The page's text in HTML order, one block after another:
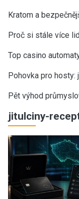
Kratom a
Proč si stále více
Top casino
Pohovka pro hosty:
Pět výhod
jitulciny-